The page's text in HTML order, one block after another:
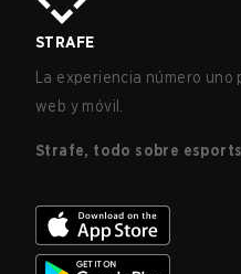
STRAFE
La experiencia número
web y móvil.
Strafe, todo sobre esports